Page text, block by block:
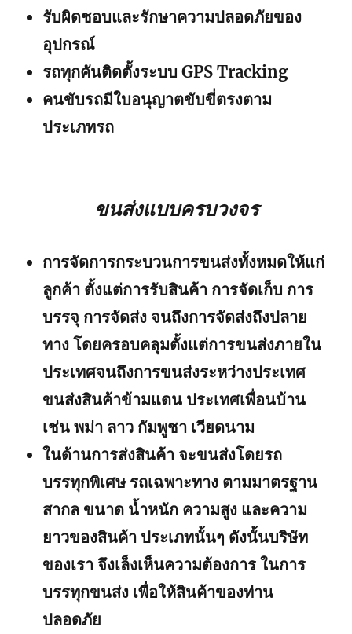
รับผิดชอบและรักษาความปลอดภัยของ
อุปกรณ์
รถทุกคันติดตั้งระบบ GPS Tracking
คนขับรถมีใบอนุญาตขับขี่ตรงตาม
ประเภทรถ
ขนส่งแบบครบวงจร
การจัดการกระบวนการขนส่งทั้งหมดให้แก่
ลูกค้า ตั้งแต่การรับสินค้า การจัดเก็บ การ
บรรจุ การจัดส่ง จนถึงการจัดส่งถึงปลาย
ทาง โดยครอบคลุมตั้งแต่การขนส่งภายใน
ประเทศจนถึงการขนส่งระหว่างประเทศ
ขนส่งสินค้าข้ามแดน ประเทศเพื่อนบ้าน
เช่น พม่า ลาว กัมพูชา เวียดนาม
ในด้านการส่งสินค้า จะขนส่งโดยรถ
บรรทุกพิเศษ รถเฉพาะทาง ตามมาตรฐาน
สากล ขนาด น้ำหนัก ความสูง และความ
ยาวของสินค้า ประเภทนั้นๆ ดังนั้นบริษัท
ของเรา จึงเล็งเห็นความต้องการ ในการ
บรรทุกขนส่ง เพื่อให้สินค้าของท่าน
ปลอดภัย